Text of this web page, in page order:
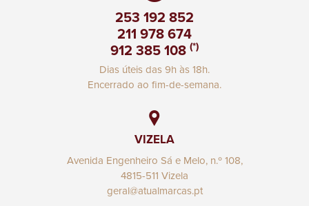
253 192 852
211 978 674
912 385 108 (*)
Dias úteis das 9h às 18h.
Encerrado ao fim-de-semana.
VIZELA
Avenida Engenheiro Sá e Melo, n.º 108,
4815-511 Vizela
geral@atualmarcas.pt